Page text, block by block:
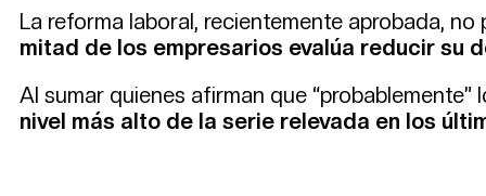
La reforma laboral, recientemente aprobada,
mitad de los empresarios evalúa reducir su
Al sumar quienes afirman que
nivel más alto de la serie relevada en los